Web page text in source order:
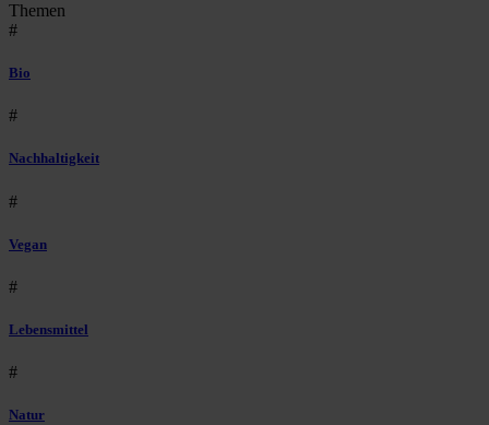
Themen
#
Bio
#
Nachhaltigkeit
#
Vegan
#
Lebensmittel
#
Natur